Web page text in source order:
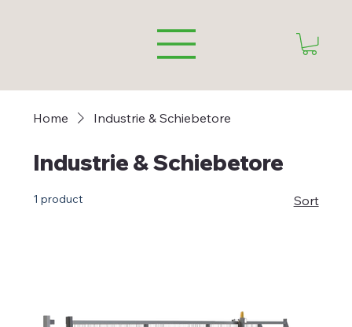
Home Industrie & Schiebetore
Industrie & Schiebetore
1 product Sort